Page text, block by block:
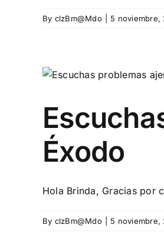
By clzBm@Mdo 5 noviembre,
Éxodo
Hola Brinda, Gracias por
By clzBm@Mdo 5 noviembre,